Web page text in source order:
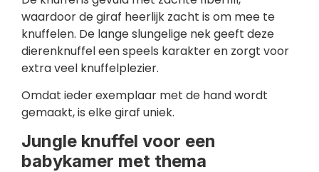
waardoor de giraf heerlijk zacht is om mee te
knuffelen. De lange slungelige nek geeft deze
dierenknuffel een speels karakter en zorgt voor
extra veel knuffelplezier.
Omdat ieder exemplaar met de hand wordt
gemaakt, is elke giraf uniek.
Jungle knuffel voor een
babykamer met thema